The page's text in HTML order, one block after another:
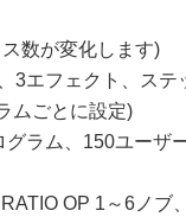
数が変化します)
3エフェクト、ス
ムごとに設定)
ラム、150ユーザ
OP 1～6ノ